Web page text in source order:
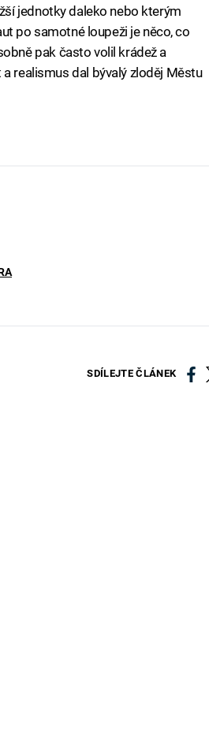
jednotky daleko nebo kterým
po samotné loupeži je něco, co
pak často volil krádež a
realismus dal bývalý zloděj Městu
SDÍLEJTE ČLÁNEK